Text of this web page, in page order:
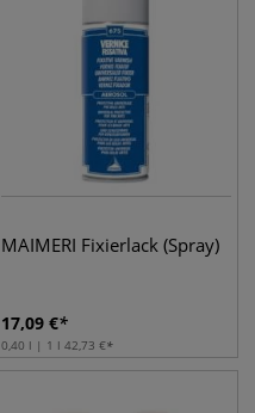
MAIMERI Fixierlack (Spray)
17,09 €
0,40 l | 1 l 42,73 €